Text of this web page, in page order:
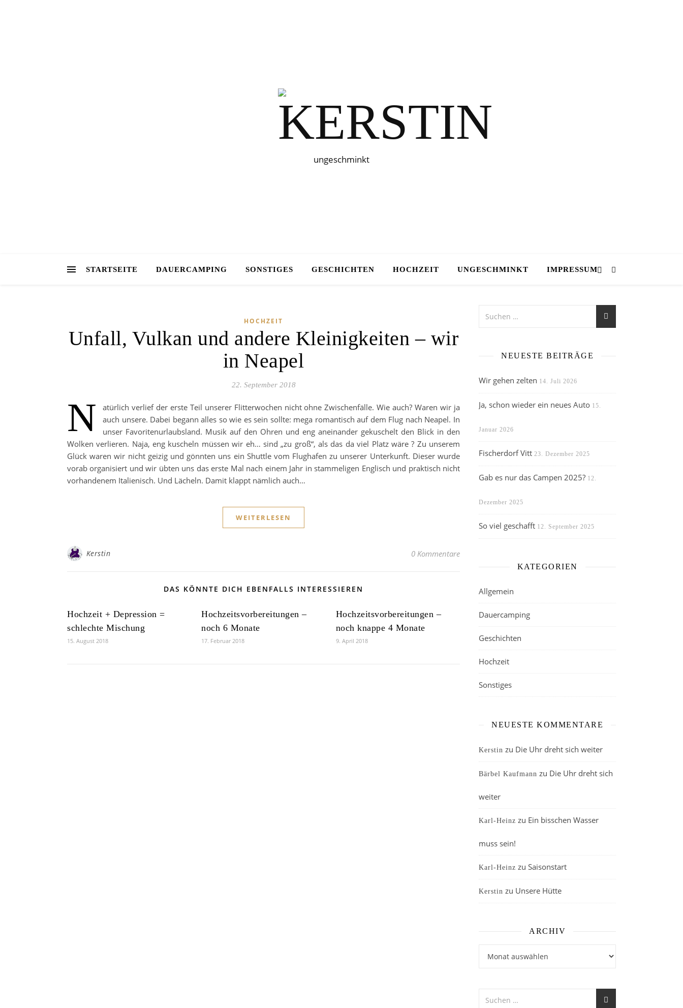
ungeschminkt
STARTSEITE DAUERCAMPING SONSTIGES GESCHICHTEN HOCHZEIT UNGESCHMINKT IMPRESSUM
HOCHZEIT
Unfall, Vulkan und andere Kleinigkeiten – wir
in Neapel
22. September 2018
N
atürlich verlief der erste Teil unserer Flitterwochen nicht ohne Zwischenfälle. Wie auch? Waren wir ja
auch unsere. Dabei begann alles so wie es sein sollte: mega romantisch auf dem Flug nach Neapel. In
unser Favoritenurlaubsland. Musik auf den Ohren und eng aneinander gekuschelt den Blick in den
Wolken verlieren. Naja, eng kuscheln müssen wir eh… sind „zu groß“, als das da viel Platz wäre ? Zu unserem
Glück waren wir nicht geizig und gönnten uns ein Shuttle vom Flughafen zu unserer Unterkunft. Dieser wurde
vorab organisiert und wir übten uns das erste Mal nach einem Jahr in stammeligen Englisch und praktisch nicht
vorhandenem Italienisch. Und Lächeln. Damit klappt nämlich auch…
WEITERLESEN
Kerstin 0 Kommentare
DAS KÖNNTE DICH EBENFALLS INTERESSIEREN
Hochzeit + Depression =
schlechte Mischung
15. August 2018
Hochzeitsvorbereitungen –
noch 6 Monate
17. Februar 2018
Hochzeitsvorbereitungen –
noch knappe 4 Monate
9. April 2018
NEUESTE BEITRÄGE
Wir gehen zelten 14. Juli 2026
Ja, schon wieder ein neues Auto 15.
Januar 2026
Fischerdorf Vitt 23. Dezember 2025
Gab es nur das Campen 2025? 12.
Dezember 2025
So viel geschafft 12. September 2025
KATEGORIEN
Allgemein
Dauercamping
Geschichten
Hochzeit
Sonstiges
NEUESTE KOMMENTARE
Kerstin zu Die Uhr dreht sich weiter
Bärbel Kaufmann zu Die Uhr dreht sich
weiter
Karl-Heinz zu Ein bisschen Wasser
muss sein!
Karl-Heinz zu Saisonstart
Kerstin zu Unsere Hütte
ARCHIV